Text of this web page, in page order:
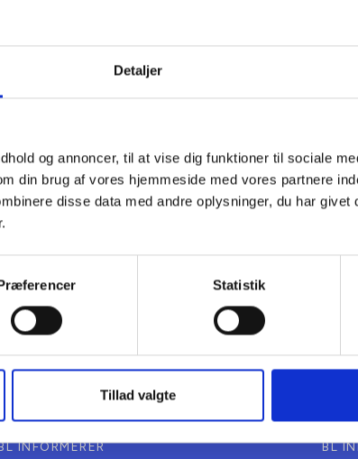
Detaljer
og annoncer, til at vise dig funktioner til sociale
din brug af vores hjemmeside med vores partnere
disse data med andre oplysninger, du har givet
Statistik
Tillad valgte
INFORMERER BL